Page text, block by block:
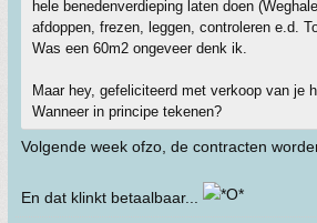
hele benedenverdieping laten doen
afdoppen, frezen, leggen, controleren e.d.
Was een 60m2 ongeveer denk ik.
Maar hey, gefeliciteerd met verkoop van je
Wanneer in principe tekenen?
Volgende week ofzo, de contracten
En dat klinkt betaalbaar...